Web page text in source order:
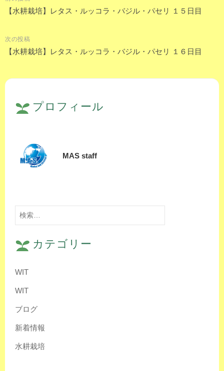
投
ナ
ビ
ー
【水耕栽培】レタス・ルッコラ・バジル・パセリ １５日目
次の投稿
【水耕栽培】レタス・ルッコラ・バジル・パセリ １６日目
プロフィール
MAS staff
検
索:
カテゴリー
WIT
WIT
ブログ
新着情報
水耕栽培